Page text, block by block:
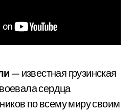
— известная грузинская
сердца
по всему миру своим